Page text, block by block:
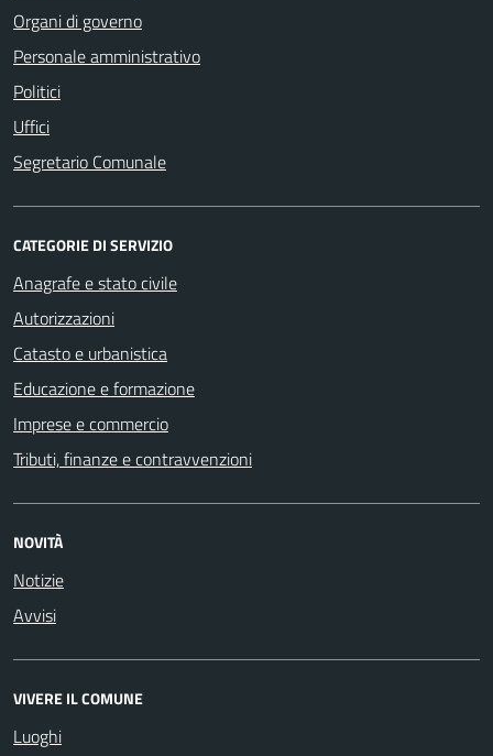
Organi di governo
Personale amministrativo
Politici
Uffici
Segretario Comunale
CATEGORIE DI SERVIZIO
Anagrafe e stato civile
Autorizzazioni
Catasto e urbanistica
Educazione e formazione
Imprese e commercio
Tributi, finanze e contravvenzioni
NOVITÀ
Notizie
Avvisi
VIVERE IL COMUNE
Luoghi